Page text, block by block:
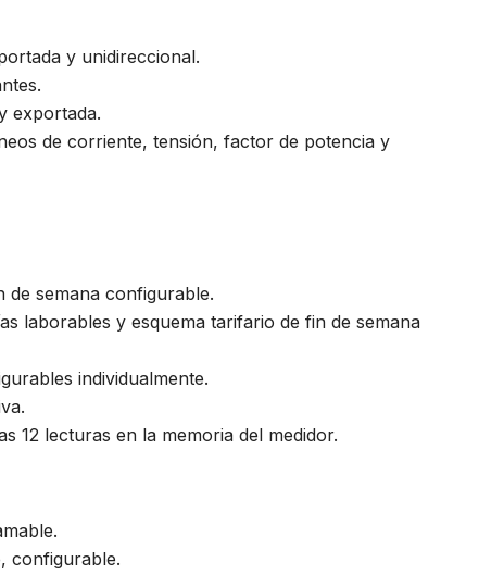
y unidireccional.
exportada.
de corriente, tensión, factor de potencia y
de semana configurable.
laborables y esquema tarifario de fin de semana
individualmente.
12 lecturas en la memoria del medidor.
configurable.